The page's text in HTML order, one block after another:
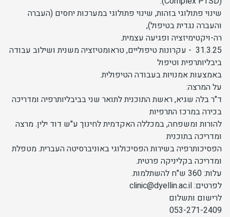
שינוי פתולוגי בזהות, שינוי פתולוגי במערכות יחסים (העברה
והעברה נגדית בטיפול),
רה-ויקטימיזציה ופגיעה עצמית.
31.3.25 - עקרונות טיפוליים, טראומטיזציה משנית ושילוב עבודה
ביבליותרפית וטיפול
באמצעות אמנויות בעבודה הטיפולית.
על המרצה:
ד"ר בלה שגיא, ראשת התוכנית לתואר שני בביבליותרפיה ומדריכה
בכירה במרכז התרפיות
להורות ומשפחה, במכללה האקדמית לחינוך ע"ש דוד ילין. מרצה
ומדריכה בתוכנית
הפסיכותרפיה בשירות הפסיכולוגי באוניברסיטה העברית. מטפלת
ומדריכה בקליניקה פרטית.
עלות: 360 ש"ח להשתלמות.
לפרטים: clinic@dyellin.ac.il
לרישום ותשלום
053-271-2409